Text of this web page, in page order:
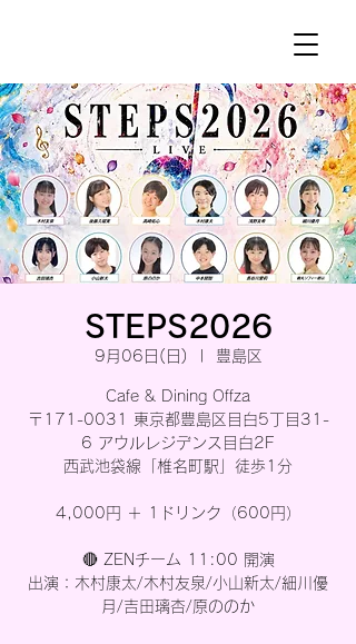
STEPS2026
9月06日(日) 豊島区
Cafe & Dining Offza
〒171-0031 東京都豊島区目白5丁目31-
6 アウルレジデンス目白2F
西武池袋線「椎名町駅」徒歩1分
4,000円 ＋ 1ドリンク（600円）
🔴 ZENチーム 11:00 開演
出演：木村康太/木村友泉/小山新太/細川優
月/吉田璃杏/原ののか